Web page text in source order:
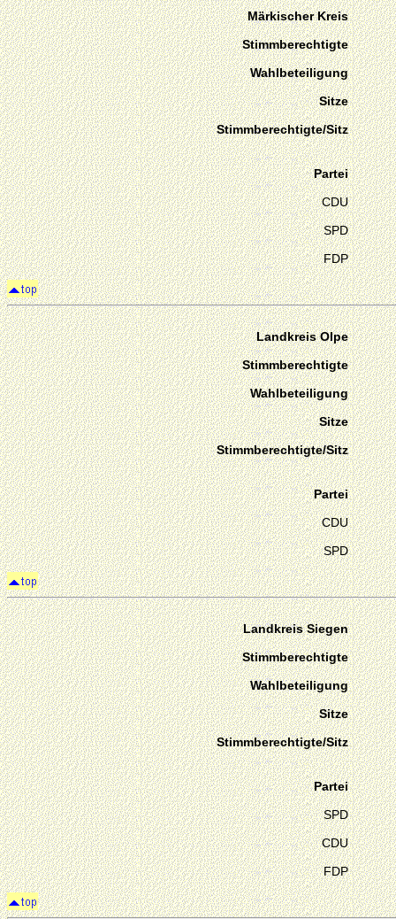
Märkischer Kreis
Stimmberechtigte
Wahlbeteiligung
Sitze
Stimmberechtigte/Sitz
Partei
CDU
SPD
FDP
Landkreis Olpe
Stimmberechtigte
Wahlbeteiligung
Sitze
Stimmberechtigte/Sitz
Partei
CDU
SPD
Landkreis Siegen
Stimmberechtigte
Wahlbeteiligung
Sitze
Stimmberechtigte/Sitz
Partei
SPD
CDU
FDP